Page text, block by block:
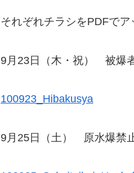
それぞれチラシをPDFでア
9月23日（木・祝） 被爆
100923_Hibakusya
9月25日（土） 原水爆禁